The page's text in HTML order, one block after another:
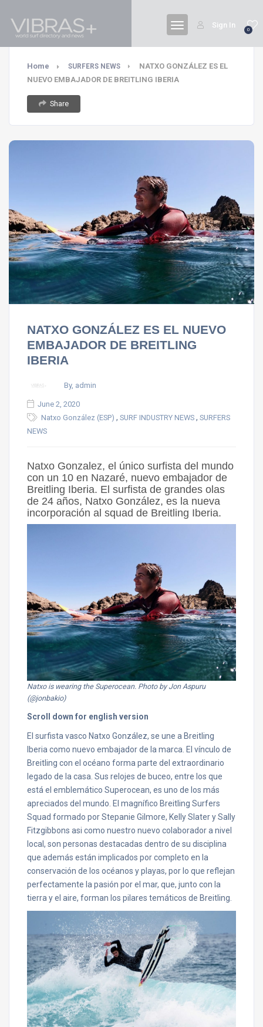
0
Sign In
Home SURFERS NEWS
NATXO GONZÁLEZ ES EL
NUEVO EMBAJADOR DE BREITLING IBERIA
Share
NATXO GONZÁLEZ ES EL NUEVO
EMBAJADOR DE BREITLING
IBERIA
By, admin
June 2, 2020
Natxo González (ESP) , SURF INDUSTRY NEWS , SURFERS
NEWS
Natxo Gonzalez, el único surfista del mundo
con un 10 en Nazaré, nuevo embajador de
Breitling Iberia. El surfista de grandes olas
de 24 años, Natxo González, es la nueva
incorporación al squad de Breitling Iberia.
Natxo is wearing the Superocean. Photo by Jon Aspuru
(@jonbakio)
Scroll down for english version
El surfista vasco Natxo González, se une a Breitling
Iberia como nuevo embajador de la marca. El vínculo de
Breitling con el océano forma parte del extraordinario
legado de la casa. Sus relojes de buceo, entre los que
está el emblemático Superocean, es uno de los más
apreciados del mundo. El magnífico Breitling Surfers
Squad formado por Stepanie Gilmore, Kelly Slater y Sally
Fitzgibbons asi como nuestro nuevo colaborador a nivel
local, son personas destacadas dentro de su disciplina
que además están implicados por completo en la
conservación de los océanos y playas, por lo que reflejan
perfectamente la pasión por el mar, que, junto con la
tierra y el aire, forman los pilares temáticos de Breitling.